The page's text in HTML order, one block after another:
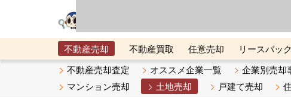
不動産売却 不動産買取 任意売却 リースバック
メタ住宅展示場
ベスト不動産カンパニー オンライ
不動産売却査定 オススメ企業一覧 企業別売却
マンション売却
土地売却 戸建て売却